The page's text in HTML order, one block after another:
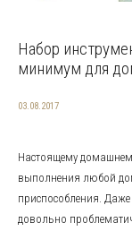
Набор
минимум для
03.08.2017
Настоящему
выполнения любой
приспособления.
довольно